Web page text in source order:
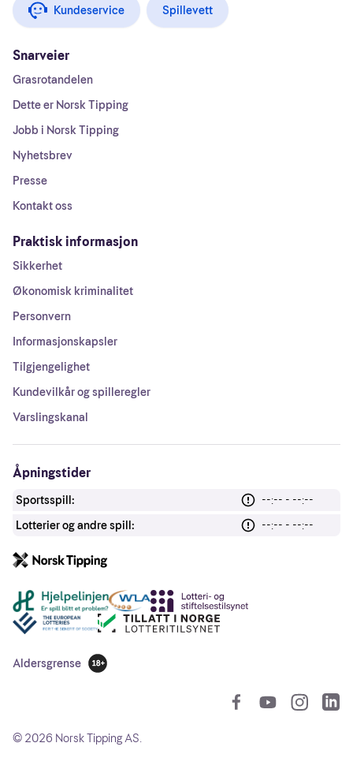
Kundeservice Spillevett
Snarveier
Grasrotandelen
Dette er Norsk Tipping
Jobb i Norsk Tipping
Nyhetsbrev
Presse
Kontakt oss
Praktisk informasjon
Sikkerhet
Økonomisk kriminalitet
Personvern
Informasjonskapsler
Tilgjengelighet
Kundevilkår og spilleregler
Varslingskanal
Åpningstider
Sportsspill:
--:-- - --:--
Lotterier og andre spill:
--:-- - --:--
Andre lenker
Aldersgrense
18 år
© 2026 Norsk Tipping AS.